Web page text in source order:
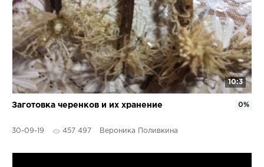
10:3
Заготовка черенков и их хранение
30-09-19 457 497 Вероника Поливкина
0%